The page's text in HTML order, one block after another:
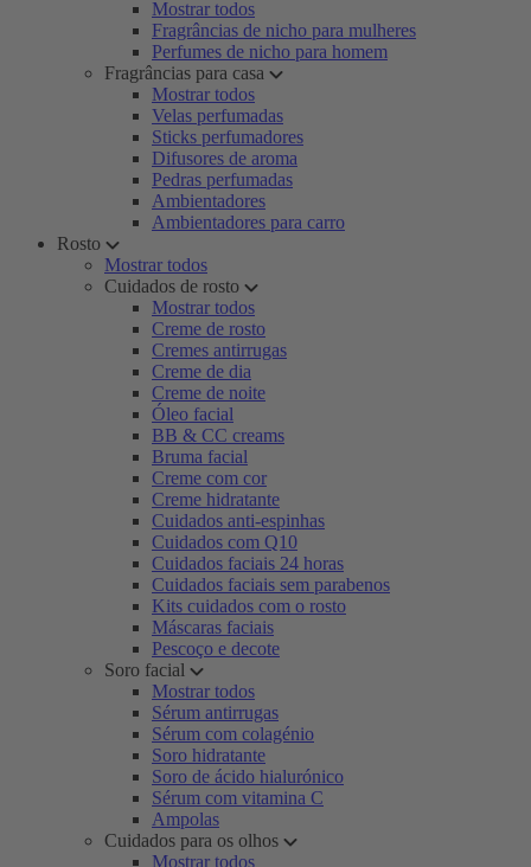
Mostrar todos
Fragrâncias de nicho para mulheres
Perfumes de nicho para homem
Fragrâncias para casa
Mostrar todos
Velas perfumadas
Sticks perfumadores
Difusores de aroma
Pedras perfumadas
Ambientadores
Ambientadores para carro
Rosto
Mostrar todos
Cuidados de rosto
Mostrar todos
Creme de rosto
Cremes antirrugas
Creme de dia
Creme de noite
Óleo facial
BB & CC creams
Bruma facial
Creme com cor
Creme hidratante
Cuidados anti-espinhas
Cuidados com Q10
Cuidados faciais 24 horas
Cuidados faciais sem parabenos
Kits cuidados com o rosto
Máscaras faciais
Pescoço e decote
Soro facial
Mostrar todos
Sérum antirrugas
Sérum com colagénio
Soro hidratante
Soro de ácido hialurónico
Sérum com vitamina C
Ampolas
Cuidados para os olhos
Mostrar todos